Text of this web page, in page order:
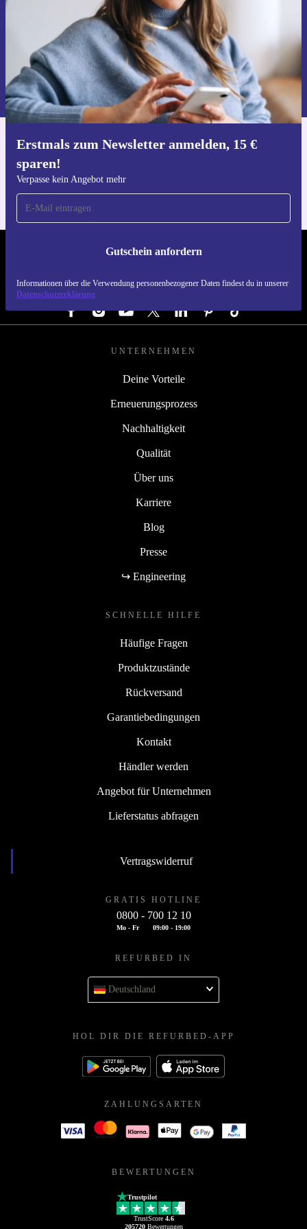
darauf einstellen, das zugehörige Spielsymbol jeder
Fertigkeit anzuzeigen, zur visuellen Unterstützung deiner
Belegung
Erstmals zum Newsletter anmelden, 15 €
sparen!
Verpasse kein Angebot mehr
Gutschein anfordern
Informationen über die Verwendung personenbezogener Daten findest du in unserer
Datenschutzerklärung
Gutschein anfordern
Informationen über die Verwendung personenbezogener Daten findest
du in unserer
Datenschutzerklärung.
Hol dir die refurbed-App
REFURBED DEUTSCHLAND - RETHINK NEW.
FOLGE UNS
UNTERNEHMEN
Deine Vorteile
Erneuerungsprozess
Nachhaltigkeit
Qualität
Über uns
Karriere
Blog
Presse
↪ Engineering
SCHNELLE HILFE
Häufige Fragen
Produktzustände
Rückversand
Garantiebedingungen
Kontakt
Händler werden
Angebot für Unternehmen
Lieferstatus abfragen
Vertragswiderruf
GRATIS HOTLINE
0800 - 700 12 10
Mo - Fr 09:00 - 19:00
REFURBED IN
Deutschland
HOL DIR DIE REFURBED-APP
ZAHLUNGSARTEN
BEWERTUNGEN
Trustpilot
TrustScore 4.6
205720Bewertungen